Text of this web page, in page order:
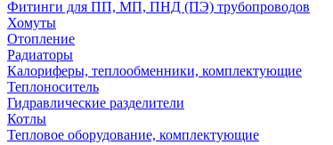
Фитинги для ПП, МП, ПНД (ПЭ) трубопроводов
Хомуты
Отопление
Радиаторы
Калориферы, теплообменники, комплектующие
Теплоноситель
Гидравлические разделители
Котлы
Тепловое оборудование, комплектующие